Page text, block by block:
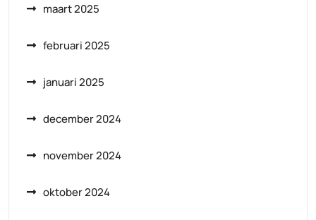
maart 2025
februari 2025
januari 2025
december 2024
november 2024
oktober 2024